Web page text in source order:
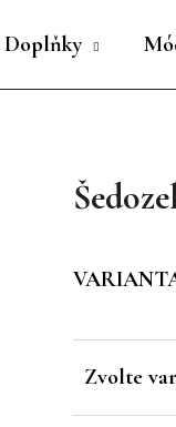
Doplňky
Zvolte